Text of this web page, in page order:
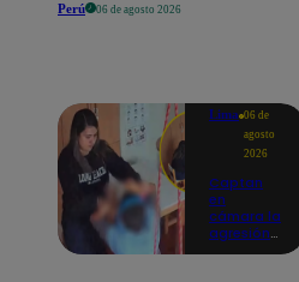
Perú 06 de agosto 2026
Lima 06 de
agosto
2026
Captan
en
cámara la
agresión